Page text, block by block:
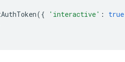
({ 'interactive' : true